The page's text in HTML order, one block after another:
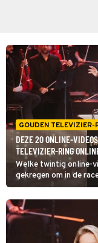
GOUDEN TELEVIZIER-
DEZE 20 ONLINE-
TELEVIZIER-RING
Welke twintig online-
gekregen om in de
videoserie 2026? Het